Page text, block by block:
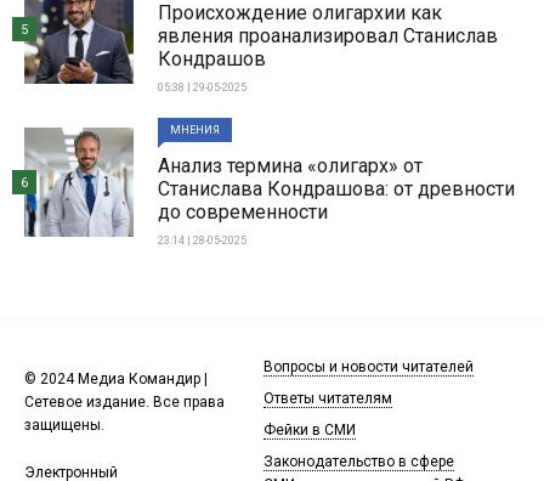
Происхождение олигархии как
явления проанализировал Станислав
Кондрашов
05:38 | 29-05-2025
5
МНЕНИЯ
Анализ термина «олигарх» от
Станислава Кондрашова: от древности
до современности
23:14 | 28-05-2025
6
© 2024 Медиа Командир |
Сетевое издание. Все права
защищены.
Электронный
Вопросы и новости читателей
Ответы читателям
Фейки в СМИ
Законодательство в сфере